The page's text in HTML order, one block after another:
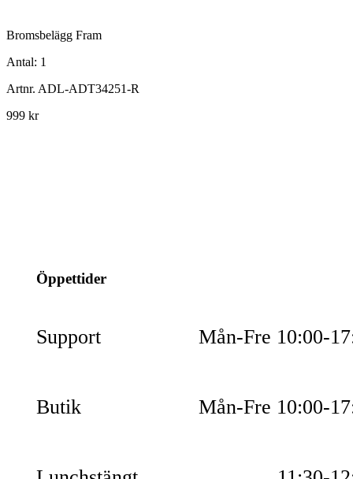
Bromsbelägg Fram
Antal: 1
Artnr. ADL-ADT34251-R
999 kr
Öppettider
Support Mån-Fre 10:00-
Butik Mån-Fre 10:00-